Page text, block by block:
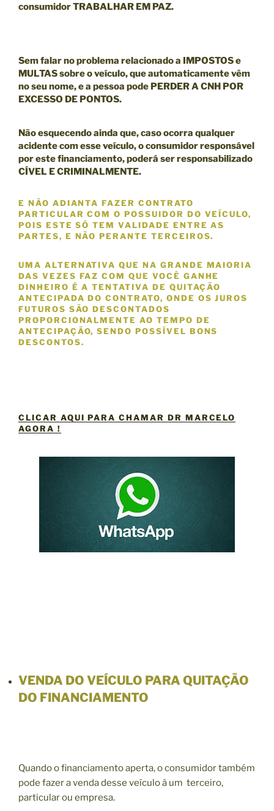
consumidor TRABALHAR EM PAZ.
Sem falar no problema relacionado a IMPOSTOS e
MULTAS sobre o veículo, que automaticamente vêm
no seu nome, e a pessoa pode PERDER A CNH POR
EXCESSO DE PONTOS.
Não esquecendo ainda que, caso ocorra qualquer
acidente com esse veículo, o consumidor responsável
por este financiamento, poderá ser responsabilizado
CÍVEL E CRIMINALMENTE.
E NÃO ADIANTA FAZER CONTRATO
PARTICULAR COM O POSSUIDOR DO VEÍCULO,
POIS ESTE SÓ TEM VALIDADE ENTRE AS
PARTES, E NÃO PERANTE TERCEIROS.
UMA ALTERNATIVA QUE NA GRANDE MAIORIA
DAS VEZES FAZ COM QUE VOCÊ GANHE
DINHEIRO É A TENTATIVA DE QUITAÇÃO
ANTECIPADA DO CONTRATO, ONDE OS JUROS
FUTUROS SÃO DESCONTADOS
PROPORCIONALMENTE AO TEMPO DE
ANTECIPAÇÃO, SENDO POSSÍVEL BONS
DESCONTOS.
CLICAR AQUI PARA CHAMAR DR MARCELO
AGORA !
VENDA DO VEÍCULO PARA QUITAÇÃO
DO FINANCIAMENTO
Quando o financiamento aperta, o consumidor também
pode fazer a venda desse veículo à um terceiro,
particular ou empresa.